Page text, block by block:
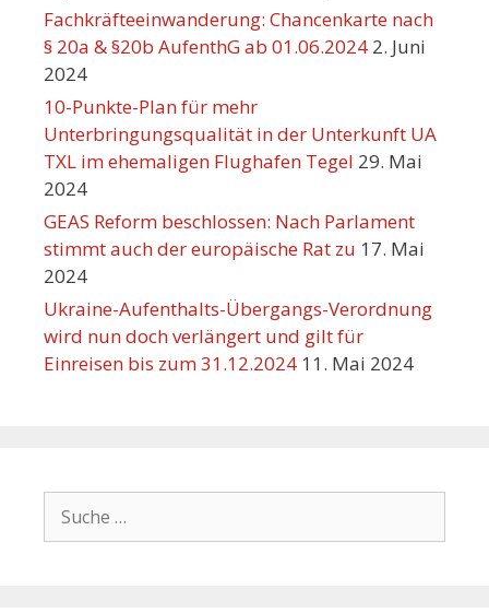
Fachkräfteeinwanderung: Chancenkarte nach
§ 20a & §20b AufenthG ab 01.06.2024 2. Juni
2024
10-Punkte-Plan für mehr
Unterbringungsqualität in der Unterkunft UA
TXL im ehemaligen Flughafen Tegel 29. Mai
2024
GEAS Reform beschlossen: Nach Parlament
stimmt auch der europäische Rat zu 17. Mai
2024
Ukraine-Aufenthalts-Übergangs-Verordnung
wird nun doch verlängert und gilt für
Einreisen bis zum 31.12.2024 11. Mai 2024